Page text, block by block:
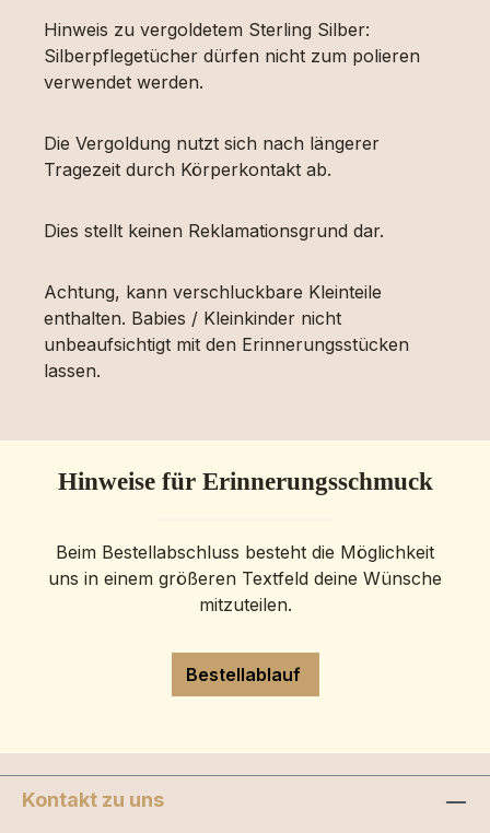
Hinweis zu vergoldetem Sterling Silber:
Silberpflegetücher dürfen nicht zum polieren
verwendet werden.
Die Vergoldung nutzt sich nach längerer
Tragezeit durch Körperkontakt ab.
Dies stellt keinen Reklamationsgrund dar.
Achtung, kann verschluckbare Kleinteile
enthalten. Babies / Kleinkinder nicht
unbeaufsichtigt mit den Erinnerungsstücken
lassen.
Hinweise für Erinnerungsschmuck
Beim Bestellabschluss besteht die Möglichkeit
uns in einem größeren Textfeld deine Wünsche
mitzuteilen.
Bestellablauf
Kontakt zu uns